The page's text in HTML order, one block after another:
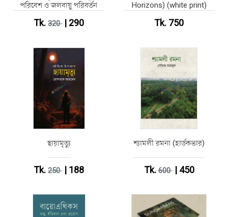
পরিবেশ ও জলবায়ু পরিবর্তন
Tk.320| 290
Horizons) (white print)
Tk. 750
ছায়ামৃত্যু
Tk.250| 188
শ্যামলী রমনা (হার্ডকভার)
Tk.600| 450